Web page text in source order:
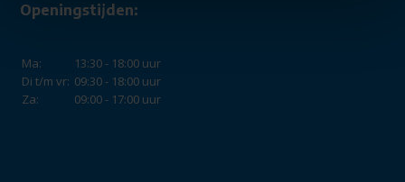
Openingstijden:
Ma:
13:30 - 18:00 uur
Di t/m vr: 09:30 - 18:00 uur
Za:
09:00 - 17:00 uur